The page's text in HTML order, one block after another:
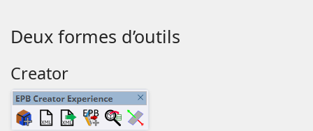
Deux formes d’outils
Creator